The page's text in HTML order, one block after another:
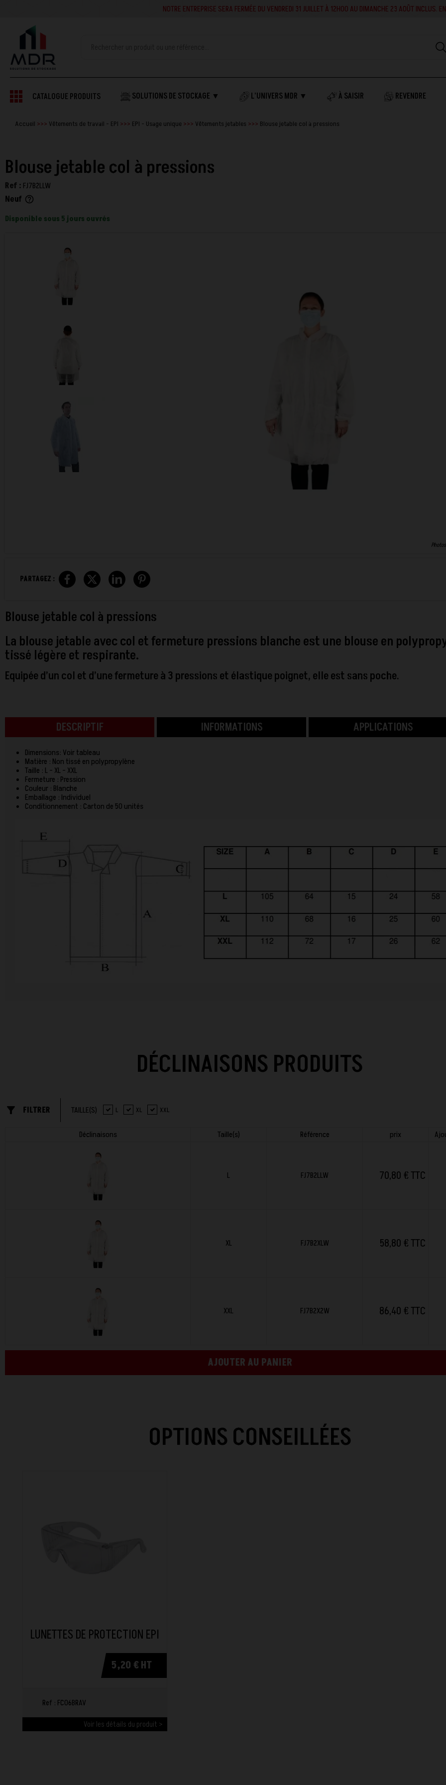
NOTRE ENTREPRISE SERA FERMÉE DU VENDREDI 31 JUILLET À 12H00 AU DIMANCHE 23 AOÛT INCLUS.
CATALOGUE PRODUITS SOLUTIONS DE STOCKAGE ▼ L'UNIVERS MDR ▼ À SAISIR REVENDRE
Accueil Vêtements de travail - EPI EPI - Usage unique Vêtements jetables Blouse jetable col à pressions
Blouse jetable col à pressions
Ref : FJ7B2LLW
Neuf help_outline
Disponible sous 5 jours ouvrés
PARTAGEZ :
Blouse jetable col à pressions
La blouse jetable avec col et fermeture pressions blanche est une blouse en
tissé légère et respirante.
Equipée d’un col et d’une fermeture à 3 pressions et élastique poignet, elle est sans poche.
DESCRIPTIF INFORMATIONS APPLICATIONS
Dimensions: Voir tableau
Matière : Non tissé en polypropylène
Taille : L - XL - XXL
Fermeture : Pression
Couleur : Blanche
Emballage : Individuel
Conditionnement : Carton de 50 unités
DÉCLINAISONS PRODUITS
filter_list_alt FILTRER TAILLE(S) L XL XXL
Déclinaisons Taille(s) Référence prix
L FJ7B2LLW 70,80 € TTC
XL FJ7B2XLW 58,80 € TTC
XXL FJ7B2X2W 86,40 € TTC
AJOUTER AU PANIER
OPTIONS CONSEILLÉES
LUNETTES DE PROTECTION EPI
5,20 € HT
Ref : FC06BRAV
Voir les détails du produit >